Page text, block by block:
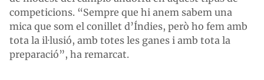
competicions. “Sempre que hi anem sabem una
mica que som el conillet d’Índies, però ho fem amb
tota la il·lusió, amb totes les ganes i amb tota la
preparació”, ha remarcat.